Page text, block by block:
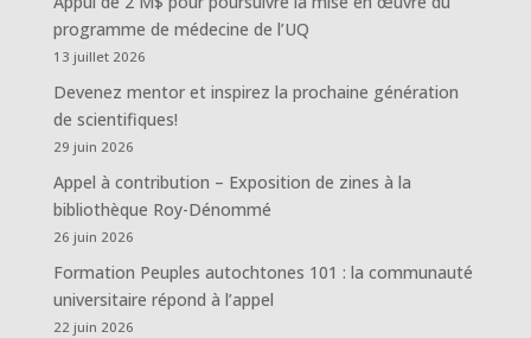
programme de médecine de l’UQ
13 juillet 2026
Devenez mentor et inspirez la prochaine génération
de scientifiques!
29 juin 2026
Appel à contribution – Exposition de zines à la
bibliothèque Roy-Dénommé
26 juin 2026
Formation Peuples autochtones 101 : la communauté
universitaire répond à l’appel
22 juin 2026